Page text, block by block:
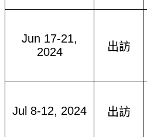
Jun 17-21,
2024
出訪
Jul 8-12, 2024 出訪